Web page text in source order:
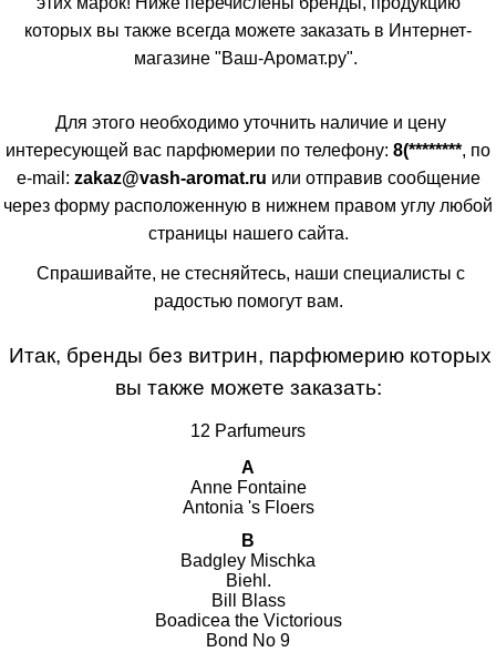
которых вы также всегда можете заказать в Интернет-
магазине "Ваш-Аромат.ру".
Для этого необходимо уточнить наличие и цену
интересующей вас парфюмерии по телефону: 8(********, по
e-mail: zakaz@vash-aromat.ru или отправив сообщение
через форму расположенную в нижнем правом углу любой
страницы нашего сайта.
Спрашивайте, не стесняйтесь, наши специалисты с
радостью помогут вам.
Итак, бренды без витрин, парфюмерию которых
вы также можете заказать:
12 Parfumeurs
A
Anne Fontaine
Antonia 's Floers
B
Badgley Mischka
Biehl.
Bill Blass
Boadicea the Victorious
Bond No 9